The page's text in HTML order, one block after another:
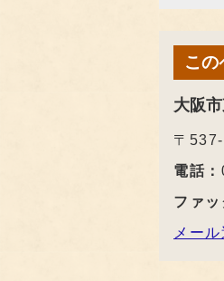
この
大阪
〒
電話：
ファッ
メー